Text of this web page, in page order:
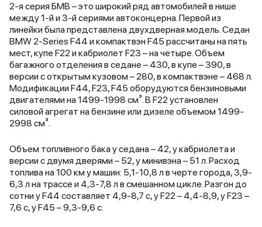
препятствует хорошему обзору. К
тому же, левый дворник сильно
не доходит до края. Клиренс
маленький, всего 130 мм. Для
езды в городском потоке тяги
хватает, но на шоссе —
буквально впритык. Хочу
отметить также слабую
шумоизоляцию. Скорее всего из
безрамочных дверей шум лучше
проникает в салон. Расход
составляет всего 9л на 100 км.
Подвеска ведёт себя
неоднозначно, то трясёт и
жестко встречает ямы, то мягко
проезжает через «лежачих
полицейских». Спинки задних
меня подошли просто
так как в меру жесткие,
комфортно на трассе.
авто средние, потому
парковаться предельно
даже в условиях
скопления машин. К
рекомендую. Уверен,
достаточно будет
сесть в водительское
двух миллионов рублей.
2-я серия БМВ – это широкий ряд автомобилей в нише
между 1-й и 3-й сериями автоконцерна. Первой из
линейки была представлена двухдверная модель. Седан
BMW 2-Series F44 и компактвэн F45 рассчитаны на пять
мест, купе F22 и кабриолет F23 – на четыре. Объем
багажного отделения в седане – 430, в купе – 390, в
версии с открытым кузовом – 280, в компактвэне – 468 л.
Модификации F44, F23, F45 оборудуются бензиновыми
двигателями на 1499-1998 см³. В F22 установлен
силовой агрегат на бензине или дизеле объемом 1499-
2998 см³.
Объем топливного бака у седана – 42, у кабриолета и
версии с двумя дверями – 52, у минивэна – 51 л. Расход
топлива на 100 км у машин: 5,1-10,8 л в черте города, 3,9-
6,3 л на трассе и 4,3-7,8 л в смешанном цикле. Разгон до
сотни у F44 составляет 4,9-8,7 с, у F22 – 4,4-8,9, у F23 –
7,6 с, у F45 – 9,3-9,6 с.